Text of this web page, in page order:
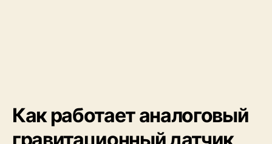
Как работает аналоговый